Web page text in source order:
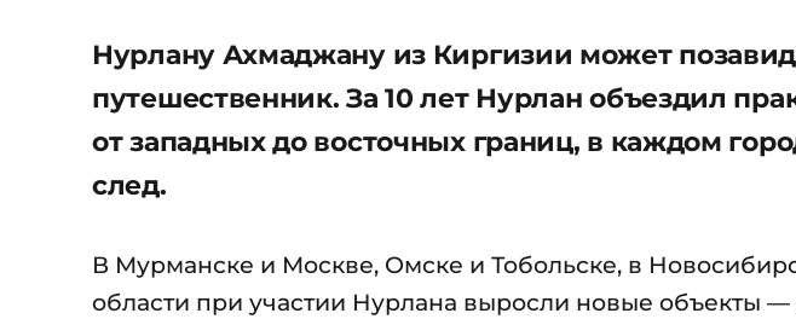
Нурлану Ахмаджану из Киргизии может
путешественник. За 10 лет Нурлан объездил
от западных до восточных границ, в каждом
след.
В Мурманске и Москве, Омске и Тобольске, в
области при участии Нурлана выросли новые объекты